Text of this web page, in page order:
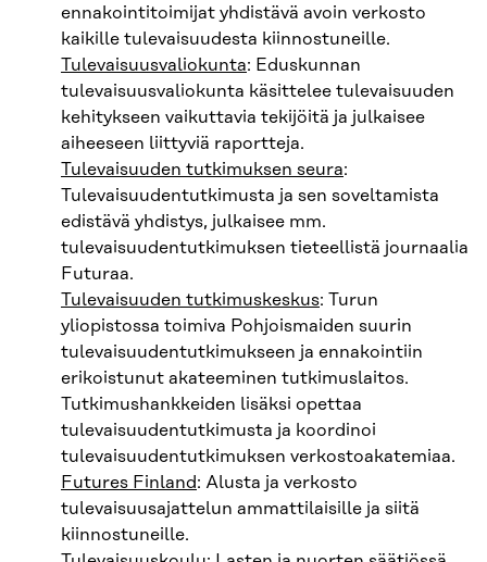
ennakointitoimijat yhdistävä avoin verkosto
kaikille tulevaisuudesta kiinnostuneille.
Tulevaisuusvaliokunta: Eduskunnan
tulevaisuusvaliokunta käsittelee tulevaisuuden
kehitykseen vaikuttavia tekijöitä ja julkaisee
aiheeseen liittyviä raportteja.
Tulevaisuuden tutkimuksen seura:
Tulevaisuudentutkimusta ja sen soveltamista
edistävä yhdistys, julkaisee mm.
tulevaisuudentutkimuksen tieteellistä journaalia
Futuraa.
Tulevaisuuden tutkimuskeskus: Turun
yliopistossa toimiva Pohjoismaiden suurin
tulevaisuudentutkimukseen ja ennakointiin
erikoistunut akateeminen tutkimuslaitos.
Tutkimushankkeiden lisäksi opettaa
tulevaisuudentutkimusta ja koordinoi
tulevaisuudentutkimuksen verkostoakatemiaa.
Futures Finland: Alusta ja verkosto
tulevaisuusajattelun ammattilaisille ja siitä
kiinnostuneille.